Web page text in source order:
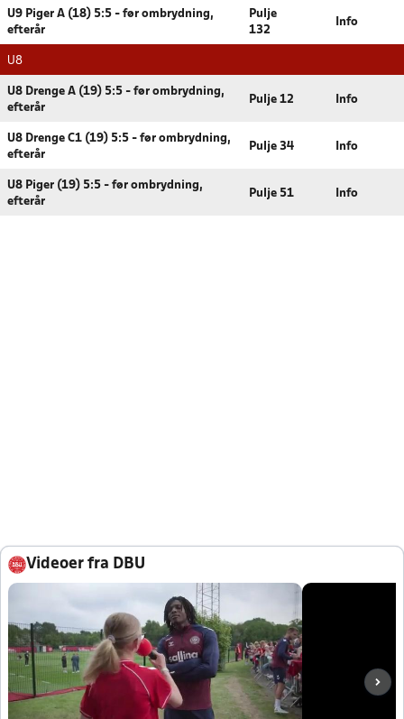
U9 Piger A (18) 5:5 - før ombrydning,
efterår
Pulje
132
Info
U8
U8 Drenge A (19) 5:5 - før ombrydning,
efterår
Pulje 12 Info
U8 Drenge C1 (19) 5:5 - før ombrydning,
efterår
Pulje 34 Info
U8 Piger (19) 5:5 - før ombrydning,
efterår
Pulje 51 Info
Videoer fra DBU